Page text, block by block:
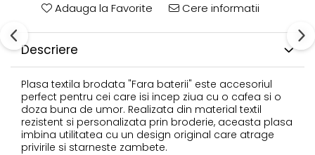
Adauga la Favorite Cere informatii
Descriere
Plasa textila brodata "Fara baterii" este accesoriul
perfect pentru cei care isi incep ziua cu o cafea si o
doza buna de umor. Realizata din material textil
rezistent si personalizata prin broderie, aceasta plasa
imbina utilitatea cu un design original care atrage
privirile si starneste zambete.